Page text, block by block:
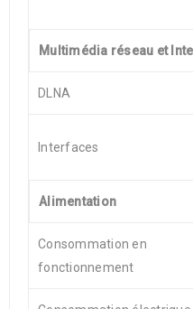
Multimédia réseau et
DLNA
Interfaces
Alimentation
Consommation en
fonctionnement